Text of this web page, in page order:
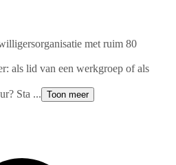
met ruim 80
als lid van een werkgroep of als
Sta ... Toon meer